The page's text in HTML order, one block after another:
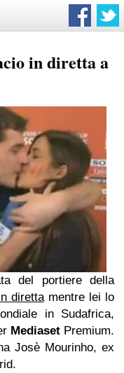
in diretta a
del portiere della
direttamentre lei lo
in Sudafrica,
Mediaset Premium.
Josè Mourinho, ex
.